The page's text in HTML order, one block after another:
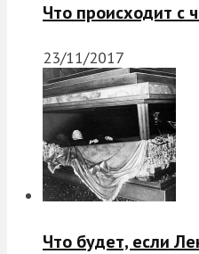
Что происходит с
23/11/2017
Что будет, если